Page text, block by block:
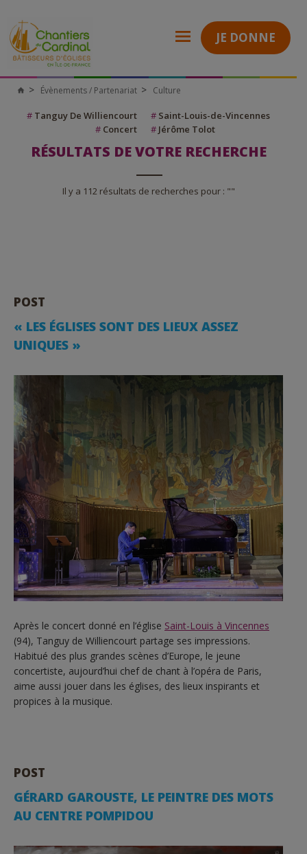
JE DONNE
Chantiers
Cardinal
Évènements / Partenariat Culture
# Tanguy De Williencourt # Saint-Louis-de-Vincennes
# Concert # Jérôme Tolot
RÉSULTATS DE VOTRE RECHERCHE
Il y a 112 résultats de recherches pour : ""
POST
« LES ÉGLISES SONT DES LIEUX ASSEZ
UNIQUES »
Après le concert donné en l’église Saint-Louis à Vincennes
(94), Tanguy de Williencourt partage ses impressions.
Habitué des plus grandes scènes d’Europe, le jeune
concertiste, aujourd’hui chef de chant à l’opéra de Paris,
aime aussi jouer dans les églises, des lieux inspirants et
propices à la musique.
POST
GÉRARD GAROUSTE, LE PEINTRE DES MOTS
AU CENTRE POMPIDOU